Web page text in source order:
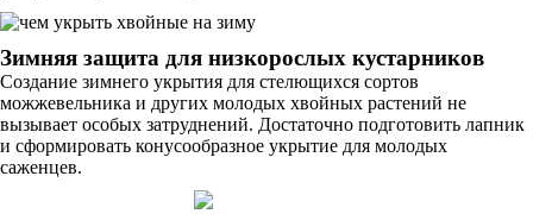
Зимняя защита для низкорослых кустарников
Создание зимнего укрытия для стелющихся сортов
можжевельника и других молодых хвойных растений не
вызывает особых затруднений. Достаточно подготовить лапник
и сформировать конусообразное укрытие для молодых
саженцев.